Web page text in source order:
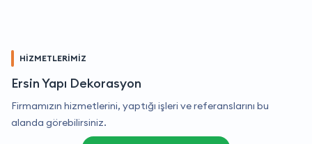
HİZMETLERİMİZ
Ersin Yapı Dekorasyon
Firmamızın hizmetlerini, yaptığı işleri ve referanslarını bu
alanda görebilirsiniz.